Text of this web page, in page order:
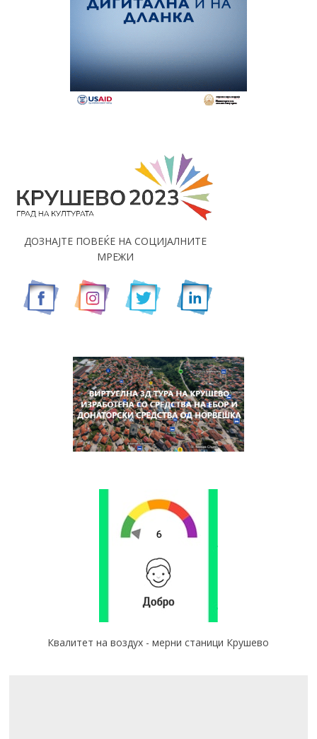
ДОЗНАЈТЕ ПОВЕЌЕ НА СОЦИЈАЛНИТЕ
МРЕЖИ
Квалитет на воздух - мерни станици Крушево